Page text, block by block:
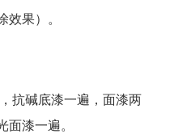
效果）。
抗碱底漆一遍，面漆两
漆一遍。